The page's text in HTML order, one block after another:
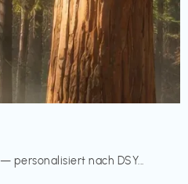
personalisiert nach DSY...